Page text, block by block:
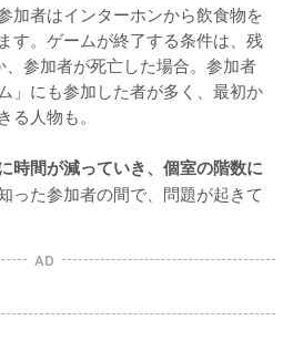
加者はインターホンから飲食物を
す。ゲームが終了する条件は、残
参加者が死亡した場合。参加者
」にも参加した者が多く、最初か
人物も。
時間が減っていき、個室の階数に
った参加者の間で、問題が起きて
AD